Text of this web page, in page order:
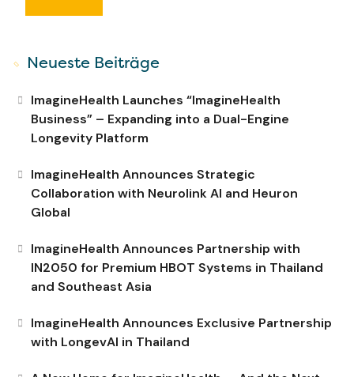
Neueste Beiträge
ImagineHealth Launches “ImagineHealth
Business” – Expanding into a Dual-Engine
Longevity Platform
ImagineHealth Announces Strategic
Collaboration with Neurolink AI and Heuron
Global
ImagineHealth Announces Partnership with
IN2050 for Premium HBOT Systems in Thailand
and Southeast Asia
ImagineHealth Announces Exclusive Partnership
with LongevAI in Thailand